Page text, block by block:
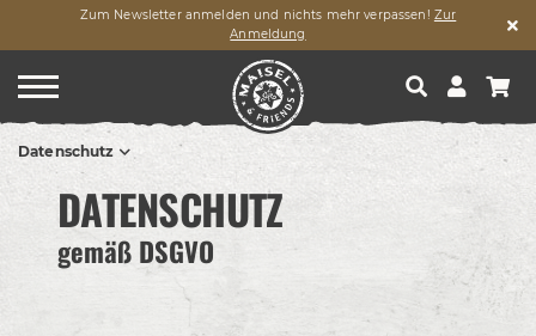
Zum Newsletter anmelden und nichts mehr verpassen! Zur
Anmeldung
Datenschutz
DATENSCHUTZ
gemäß DSGVO